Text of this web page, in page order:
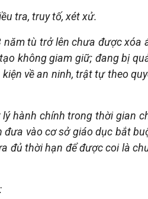
tra, truy tố, xét xử.
tù trở lên chưa được xóa
không giam giữ; đang bị
về an ninh, trật tự theo
hành chính trong thời gian
vào cơ sở giáo dục bắt
đủ thời hạn để được coi là